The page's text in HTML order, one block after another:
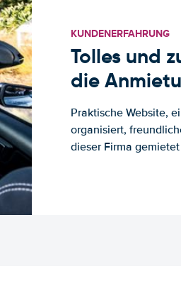
KUNDENERFAHRUNG
Tolles und
die
Praktische Website,
organisiert,
dieser Firma